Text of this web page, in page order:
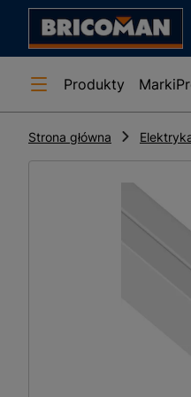
Produkty Marki
Strona główna